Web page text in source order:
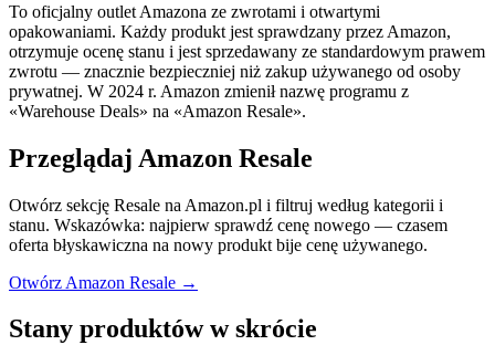
To oficjalny outlet Amazona ze zwrotami i otwartymi
opakowaniami. Każdy produkt jest sprawdzany przez Amazon,
otrzymuje ocenę stanu i jest sprzedawany ze standardowym prawem
zwrotu — znacznie bezpieczniej niż zakup używanego od osoby
prywatnej. W 2024 r. Amazon zmienił nazwę programu z
«Warehouse Deals» na «Amazon Resale».
Przeglądaj Amazon Resale
Otwórz sekcję Resale na Amazon.pl i filtruj według kategorii i
stanu. Wskazówka: najpierw sprawdź cenę nowego — czasem
oferta błyskawiczna na nowy produkt bije cenę używanego.
Otwórz Amazon Resale →
Stany produktów w skrócie